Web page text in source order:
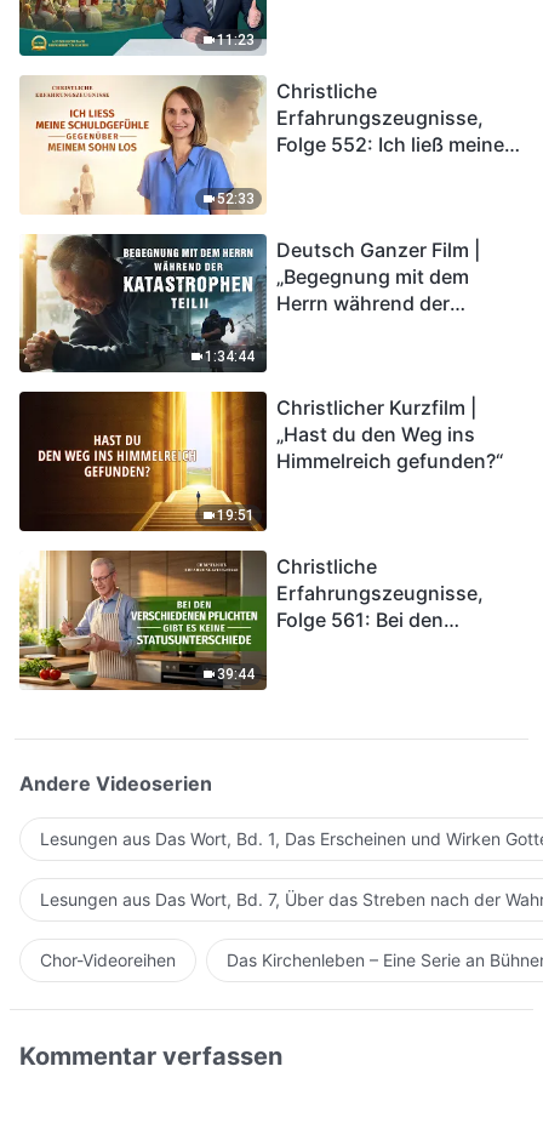
11:23
52:33
Christliche
Erfahrungszeugnisse,
Folge 552: Ich ließ meine
1:34:44
Deutsch Ganzer Film |
„Begegnung mit dem
Herrn während der
in das Königreich Gottes
eintreten?
19:51
Christlicher Kurzfilm |
„Hast du den Weg ins
Himmelreich gefunden?“
39:44
Christliche
Erfahrungszeugnisse,
Folge 561: Bei den
Andere Videoserien
Lesungen aus Das Wort, Bd. 1, Das Erscheinen und Wirken
Lesungen aus Das Wort, Bd. 7, Über das Streben nach der
Chor-Videoreihen Das Kirchenleben – Eine Serie an
Kommentar verfassen